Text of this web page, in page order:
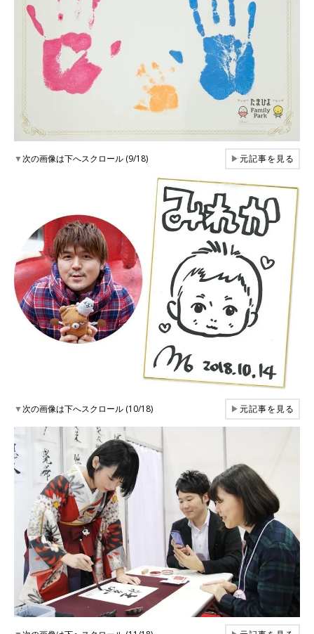
▼次の画像は下へスクロール (9/18) ▶元記事を見る
▼次の画像は下へスクロール (10/18) ▶元記事を見る